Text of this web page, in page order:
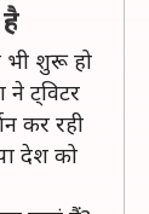
भी शुरू हो
ने ट्विटर
कर रही
देश को